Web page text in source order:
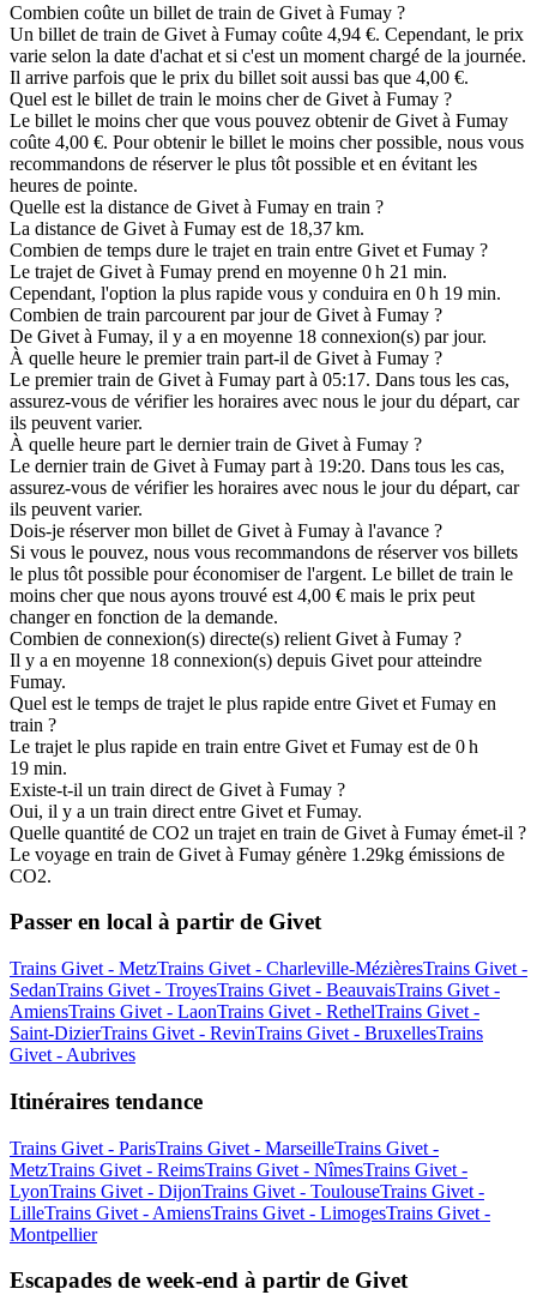
Combien coûte un billet de train de Givet à Fumay ?
Un billet de train de Givet à Fumay coûte 4,94 €. Cependant, le prix
varie selon la date d'achat et si c'est un moment chargé de la journée.
Il arrive parfois que le prix du billet soit aussi bas que 4,00 €.
Quel est le billet de train le moins cher de Givet à Fumay ?
Le billet le moins cher que vous pouvez obtenir de Givet à Fumay
coûte 4,00 €. Pour obtenir le billet le moins cher possible, nous vous
recommandons de réserver le plus tôt possible et en évitant les
heures de pointe.
Quelle est la distance de Givet à Fumay en train ?
La distance de Givet à Fumay est de 18,37 km.
Combien de temps dure le trajet en train entre Givet et Fumay ?
Le trajet de Givet à Fumay prend en moyenne 0 h 21 min.
Cependant, l'option la plus rapide vous y conduira en 0 h 19 min.
Combien de train parcourent par jour de Givet à Fumay ?
De Givet à Fumay, il y a en moyenne 18 connexion(s) par jour.
À quelle heure le premier train part-il de Givet à Fumay ?
Le premier train de Givet à Fumay part à 05:17. Dans tous les cas,
assurez-vous de vérifier les horaires avec nous le jour du départ, car
ils peuvent varier.
À quelle heure part le dernier train de Givet à Fumay ?
Le dernier train de Givet à Fumay part à 19:20. Dans tous les cas,
assurez-vous de vérifier les horaires avec nous le jour du départ, car
ils peuvent varier.
Dois-je réserver mon billet de Givet à Fumay à l'avance ?
Si vous le pouvez, nous vous recommandons de réserver vos billets
le plus tôt possible pour économiser de l'argent. Le billet de train le
moins cher que nous ayons trouvé est 4,00 € mais le prix peut
changer en fonction de la demande.
Combien de connexion(s) directe(s) relient Givet à Fumay ?
Il y a en moyenne 18 connexion(s) depuis Givet pour atteindre
Fumay.
Quel est le temps de trajet le plus rapide entre Givet et Fumay en
train ?
Le trajet le plus rapide en train entre Givet et Fumay est de 0 h
19 min.
Existe-t-il un train direct de Givet à Fumay ?
Oui, il y a un train direct entre Givet et Fumay.
Quelle quantité de CO2 un trajet en train de Givet à Fumay émet-il ?
Le voyage en train de Givet à Fumay génère 1.29kg émissions de
CO2.
Passer en local à partir de Givet
Trains Givet - MetzTrains Givet - Charleville-MézièresTrains Givet -
SedanTrains Givet - TroyesTrains Givet - BeauvaisTrains Givet -
AmiensTrains Givet - LaonTrains Givet - RethelTrains Givet -
Saint-DizierTrains Givet - RevinTrains Givet - BruxellesTrains
Givet - Aubrives
Itinéraires tendance
Trains Givet - ParisTrains Givet - MarseilleTrains Givet -
MetzTrains Givet - ReimsTrains Givet - NîmesTrains Givet -
LyonTrains Givet - DijonTrains Givet - ToulouseTrains Givet -
LilleTrains Givet - AmiensTrains Givet - LimogesTrains Givet -
Montpellier
Escapades de week-end à partir de Givet